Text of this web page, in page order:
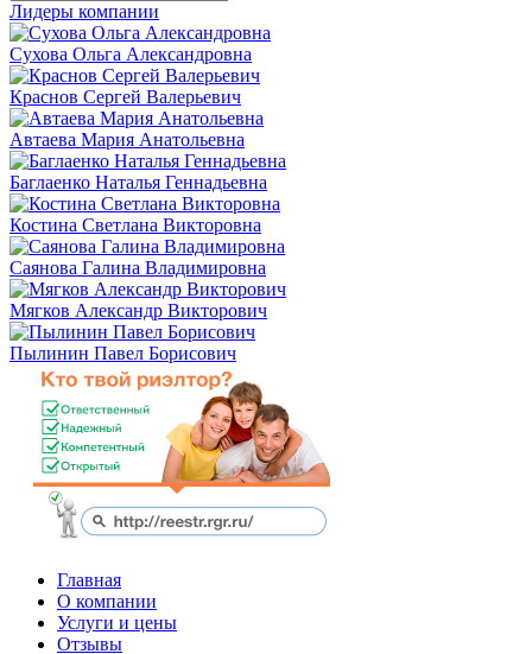
Лидеры компании
Сухова Ольга Александровна
Краснов Сергей Валерьевич
Автаева Мария Анатольевна
Баглаенко Наталья Геннадьевна
Костина Светлана Викторовна
Саянова Галина Владимировна
Мягков Александр Викторович
Пылинин Павел Борисович
Главная
О компании
Услуги и цены
Отзывы